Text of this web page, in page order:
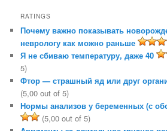
RATINGS
Почему важно показывать
неврологу как можно раньше
Я не сбиваю температуру, даже 40
5)
Фтор — страшный яд или друг
(5,00 out of 5)
Нормы анализов у беременных (с
(5,00 out of 5)